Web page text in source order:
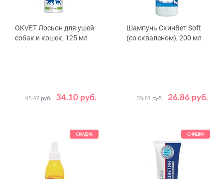
OKVET Лосьон для ушей
собак и кошек, 125 мл
34.10 руб.
45.47 руб.
Шампунь СкинВет Soft
(со скваленом), 200 мл
26.86 руб.
35.81 руб.
СКИДКА СКИДКА